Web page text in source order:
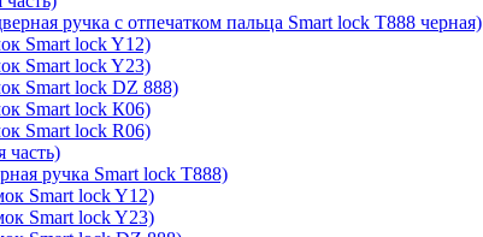
ручка с отпечатком пальца Smart lock T888 черная)
Smart lock Y12)
Smart lock Y23)
Smart lock DZ 888)
Smart lock К06)
Smart lock R06)
часть)
ручка Smart lock T888)
Smart lock Y12)
Smart lock Y23)